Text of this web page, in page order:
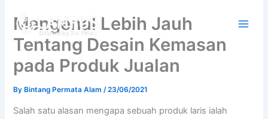
content
Mengenal Lebih Jauh
Tentang Desain Kemasan
pada Produk Jualan
ByBintang Permata Alam/23/06/2021
Salah satu alasan mengapa sebuah produk laris ialah